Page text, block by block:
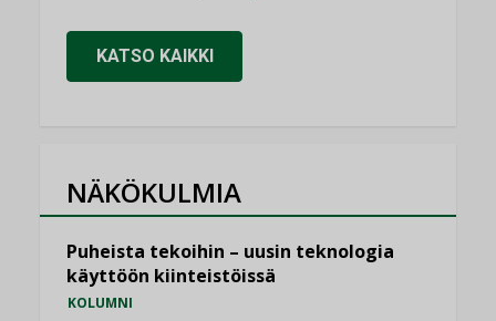
KATSO KAIKKI
NÄKÖKULMIA
Puheista tekoihin – uusin teknologia
käyttöön kiinteistöissä
KOLUMNI